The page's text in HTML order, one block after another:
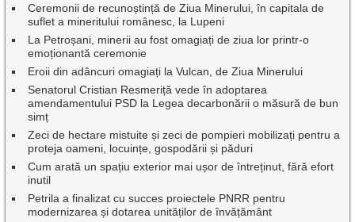
Ceremonii de recunoștință de Ziua Minerului, în capitala de
suflet a mineritului românesc, la Lupeni
La Petroșani, minerii au fost omagiați de ziua lor printr-o
emoționantă ceremonie
Eroii din adâncuri omagiați la Vulcan, de Ziua Minerului
Senatorul Cristian Resmeriță vede în adoptarea
amendamentului PSD la Legea decarbonării o măsură de bun
simț
Zeci de hectare mistuite și zeci de pompieri mobilizați pentru a
proteja oameni, locuințe, gospodării și păduri
Cum arată un spațiu exterior mai ușor de întreținut, fără efort
inutil
Petrila a finalizat cu succes proiectele PNRR pentru
modernizarea și dotarea unităților de învățământ